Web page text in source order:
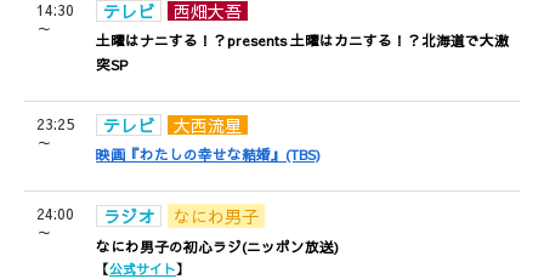
14:30
～
テレビ 西畑大吾
土曜はナニする！？presents 土曜はカニする！？北海道で大激
突SP
23:25
～
テレビ 大西流星
映画『わたしの幸せな結婚』(TBS)
24:00
～
ラジオ なにわ男子
なにわ男子の初心ラジ(ニッポン放送)
【公式サイト】